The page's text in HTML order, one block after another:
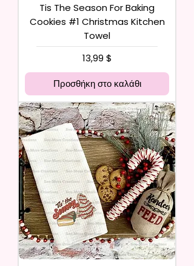
Tis The Season For Baking
Cookies #1 Christmas Kitchen
Towel
Τιμή
13,99 $
Προσθήκη στο καλάθι